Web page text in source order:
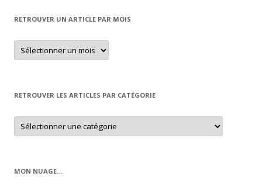
RETROUVER UN ARTICLE PAR MOIS
Retrouver
un
article
RETROUVER LES ARTICLES PAR CATÉGORIE
Retrouver
les
articles
MON NUAGE…